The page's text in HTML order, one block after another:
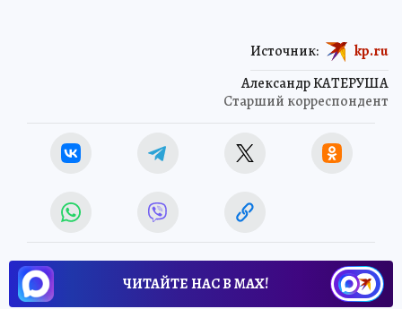
Александр КАТЕРУША
Старший корреспондент
Источник: kp.ru
ЧИТАЙТЕ НАС В МАХ!